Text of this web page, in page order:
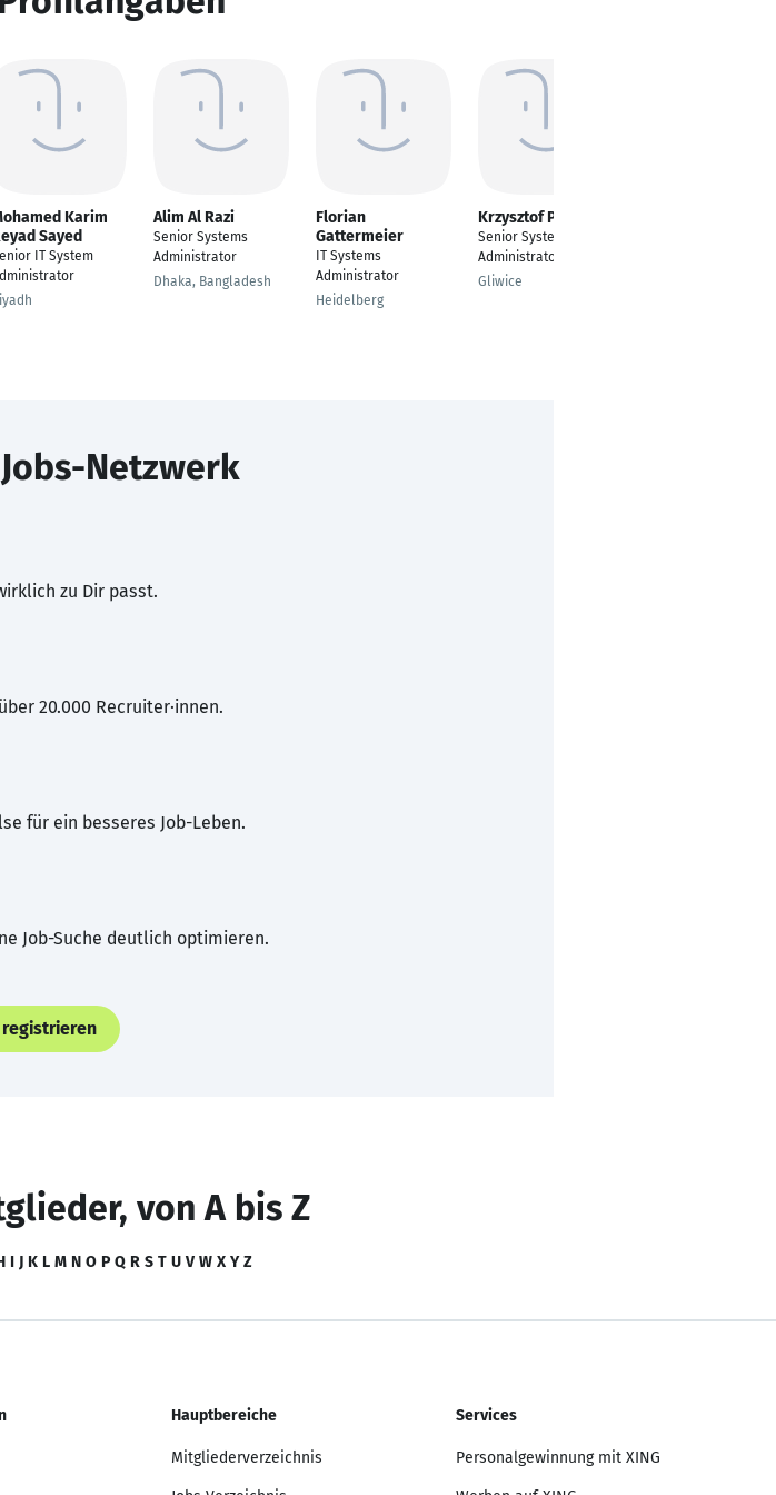
Karim
Sayed
IT System
Alim Al Razi
Senior Systems
Administrator
Dhaka, Bangladesh
Florian
Gattermeier
IT Systems
Administrator
Heidelberg
Krzysztof Pawlak
Senior Systems
Administrator
Gliwice
Netzwerk
zu Dir passt.
20.000 Recruiter·innen.
für ein besseres Job-Leben.
Job-Suche deutlich optimieren.
registrieren
von A bis Z
I J K L M N O P Q R S T U V W X Y Z
Hauptbereiche
Mitgliederverzeichnis
Services
Personalgewinnung mit XING